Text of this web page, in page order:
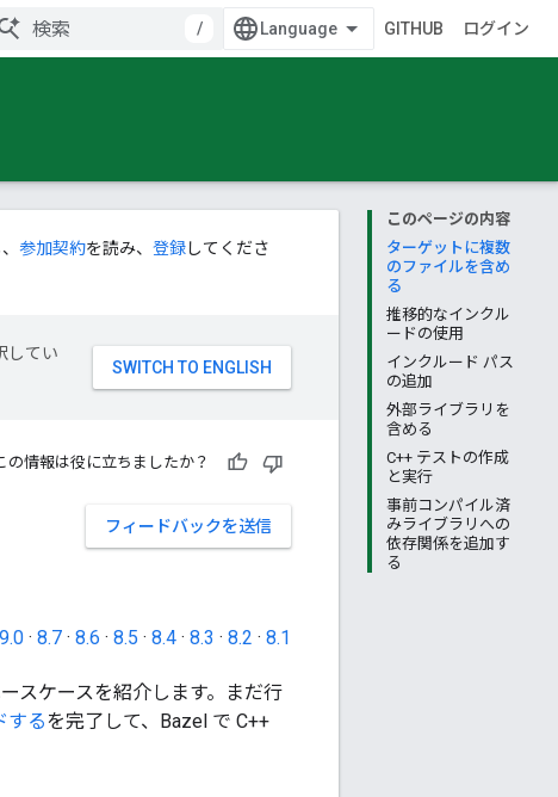
/ GITHUB ログイン
このページの内容
ターゲットに複数
のファイルを含め
る
推移的なインクル
ードの使用
インクルード パス
の追加
外部ライブラリを
含める
C++ テストの作成
と実行
事前コンパイル済
みライブラリへの
依存関係を追加す
る
参加契約を読み、 登録してくださ
してい
の情報は役に立ちましたか？
フィードバックを送信
9.0 · 8.7 · 8.6 · 8.5 · 8.4 · 8.3 · 8.2 · 8.1
スケースを紹介します。まだ行
するを完了して、Bazel で C++